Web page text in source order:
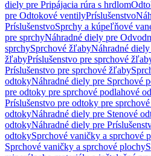
diely pre Pripájacia rúra s hrdlom
pre Odtokové ventilyPríslušenstvo
PríslušenstvoSprchy a kúpeľňové
pre sprchyNáhradné diely pre
sprchySprchové žľabyNáhradné
žľabyPríslušenstvo pre sprchové
Príslušenstvo pre sprchové žľaby
odtokyNáhradné diely pre Sprchové
pre odtoky pre sprchové podlahové
Príslušenstvo pre odtoky pre
odtokyNáhradné diely pre Stenové
odtokyNáhradné diely pre
odtokySprchové vaničky a sprchové
Sprchové vaničky a sprchové plochy